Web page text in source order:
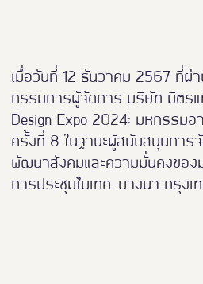
เมื่อวันที่ 12 ธันวาคม 2567 ที่ผ่
กรรมการผู้จัดการ บริษัท มิตรแ
Design Expo 2024: มหกรรม
ครั้งที่ 8 ในฐานะผู้สนับสนุนการ
พัฒนาสังคมและความมั่นคงของ
การประชุมไบเทค-บางนา กรุงเ